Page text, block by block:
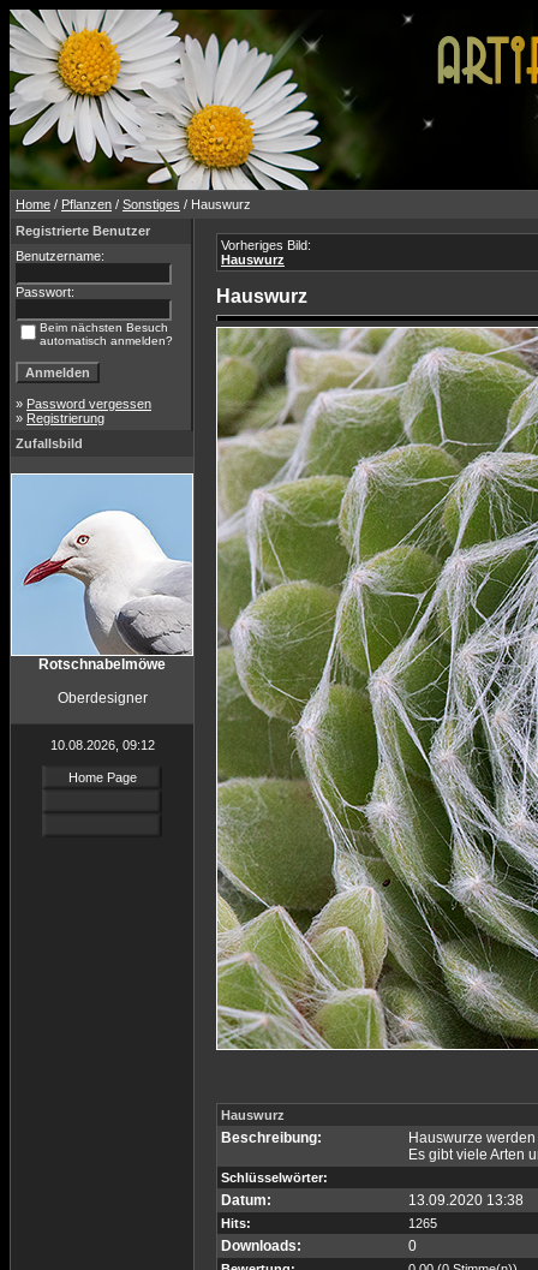
Home / Pflanzen / Sonstiges / Hauswurz
Registrierte Benutzer
Benutzername:
Passwort:
Beim nächsten Besuch
automatisch anmelden?
» Password vergessen
» Registrierung
Zufallsbild
Rotschnabelmöwe
Oberdesigner
10.08.2026, 09:12
Home Page
Vorheriges Bild:
Hauswurz
Hauswurz
Hauswurz
Beschreibung:
Hauswurze
Es gibt viele Arten
Schlüsselwörter:
Datum: 13.09.2020 13:38
Hits: 1265
Downloads: 0